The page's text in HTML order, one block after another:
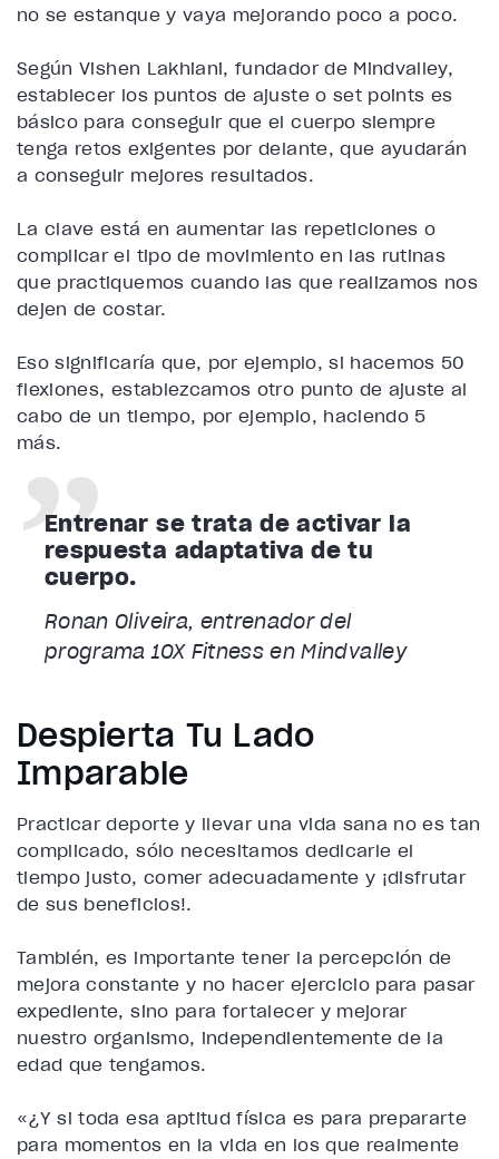
no se estanque y vaya mejorando poco a poco.
SegúnVishen Lakhiani, fundador de Mindvalley,
establecer los puntos de ajuste o set points es
básico para conseguir que el cuerpo siempre
tenga retos exigentes por delante, que ayudarán
a conseguir mejores resultados.
La clave está en aumentar las repeticiones o
complicar el tipo de movimiento en las rutinas
que practiquemos cuando las que realizamos nos
dejen de costar.
Eso significaría que, por ejemplo, si hacemos 50
flexiones, establezcamos otro punto de ajuste al
cabo de un tiempo, por ejemplo, haciendo 5
más.
Entrenar se trata de activar la
respuesta adaptativa de tu
cuerpo.
Ronan Oliveira, entrenador del
programa 10X Fitness en Mindvalley
Despierta Tu Lado
Imparable
Practicar deporte y llevar una vida sana no es tan
complicado, sólo necesitamos dedicarle el
tiempo justo, comer adecuadamente y ¡disfrutar
de sus beneficios!.
También, es importante tener la percepción de
mejora constante y no hacer ejercicio para pasar
expediente, sino para fortalecer y mejorar
nuestro organismo, independientemente de la
edad que tengamos.
«¿Y si toda esa aptitud física es para prepararte
para momentos en la vida en los que realmente